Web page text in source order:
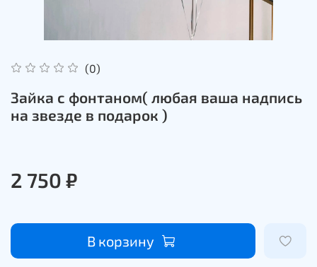
(0)
Зайка с фонтаном( любая ваша надпись
на звезде в подарок )
2 750 ₽
В корзину